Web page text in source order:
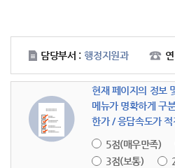
담당부서 : 행정지원과
현재 페이지의 정보
메뉴가 명확하게 구
한가 / 응답속도가 적
5점(매우만족)
3점(보통)